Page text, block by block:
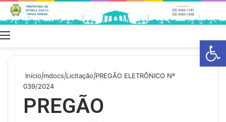
skin
Início|mdocs|Licitação|PREGÃO ELETRÔNICO Nº
039/2024
PREGÃO
Barra de